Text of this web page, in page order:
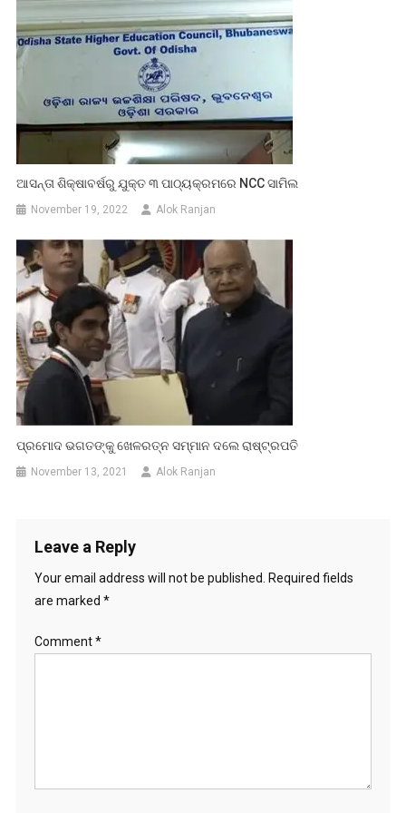
ଆସନ୍ତା ଶିକ୍ଷାବର୍ଷରୁ ଯୁକ୍ତ ୩ ପାଠ୍ୟକ୍ରମରେ NCC ସାମିଲ
November 19, 2022 Alok Ranjan
ପ୍ରମୋଦ ଭଗତଙ୍କୁ ଖେଳରତ୍ନ ସମ୍ମାନ ଦଲେ ରାଷ୍ଟ୍ରପତି
November 13, 2021 Alok Ranjan
Leave a Reply
Your email address will not be published.
Required fields
are marked *
Comment*